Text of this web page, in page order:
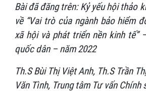
Bài đã đăng trên: Kỷ yếu hội thảo
về “Vai trò của ngành bảo hiểm
xã hội và phát triển nền kinh tế”
quốc dân – năm 2022
Th.S Bùi Thị Việt Anh, Th.S Trần
Văn Tình, Trung tâm Tư vấn Chính